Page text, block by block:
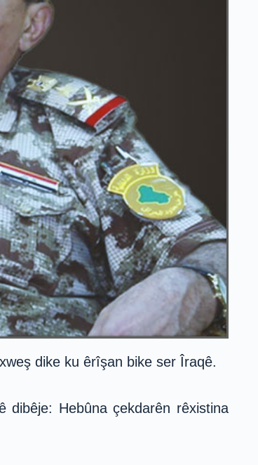
dike ku êrîşan bike ser Îraqê.
Hebûna çekdarên rêxistina